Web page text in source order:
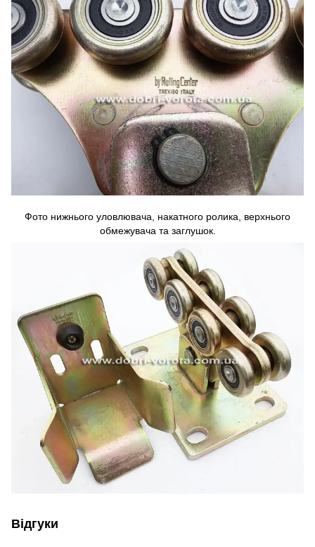
Фото нижнього уловлювача, накатного ролика, верхнього
обмежувача та заглушок.
Відгуки